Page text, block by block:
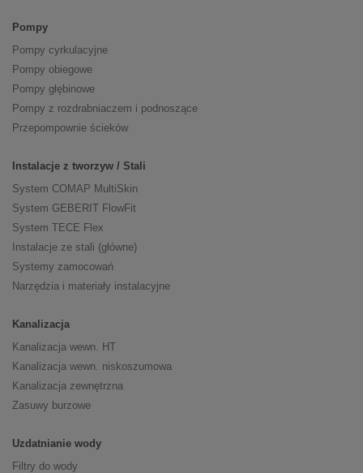
Pompy
Pompy cyrkulacyjne
Pompy obiegowe
Pompy głębinowe
Pompy z rozdrabniaczem i podnoszące
Przepompownie ścieków
Instalacje z tworzyw / Stali
System COMAP MultiSkin
System GEBERIT FlowFit
System TECE Flex
Instalacje ze stali (główne)
Systemy zamocowań
Narzędzia i materiały instalacyjne
Kanalizacja
Kanalizacja wewn. HT
Kanalizacja wewn. niskoszumowa
Kanalizacja zewnętrzna
Zasuwy burzowe
Uzdatnianie wody
Filtry do wody